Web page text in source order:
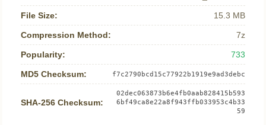
File Size: 15.3 MB
Compression Method: 7z
Popularity: 733
MD5 Checksum: f7c2790bcd15c77922b1919e9ad3debc
SHA-256 Checksum:
02dec063873b6e4fb0aab828415b593
6bf49ca8e22a8f943ffb033953c4b33
59